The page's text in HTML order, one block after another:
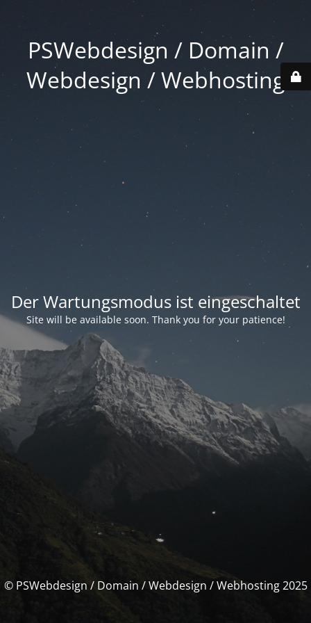
PSWebdesign / Domain /
Webdesign / Webhosting
Der Wartungsmodus ist eingeschaltet
Site will be available soon. Thank you for your patience!
© PSWebdesign / Domain / Webdesign / Webhosting 2025